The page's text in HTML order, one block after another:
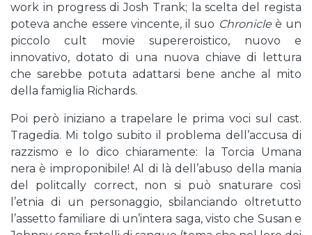
work in progress di Josh Trank; la scelta del regista
poteva anche essere vincente, il suo Chronicleè un
piccolo cult movie supereroistico, nuovo e
innovativo, dotato di una nuova chiave di lettura
che sarebbe potuta adattarsi bene anche al mito
della famiglia Richards.
Poi però iniziano a trapelare le prima voci sul cast.
Tragedia. Mi tolgo subito il problema dell’accusa di
razzismo e lo dico chiaramente: la Torcia Umana
nera è improponibile! Al di là dell’abuso della mania
del politcally correct, non si può snaturare così
l’etnia di un personaggio, sbilanciando oltretutto
l’assetto familiare di un’intera saga, visto che Susan e